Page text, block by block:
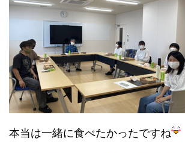
本当は一緒に食べたかったですね